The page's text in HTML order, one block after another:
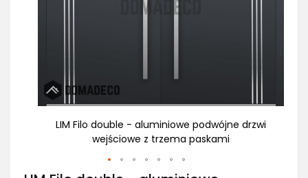
LIM Filo double - aluminiowe podwójne drzwi
wejściowe z trzema paskami